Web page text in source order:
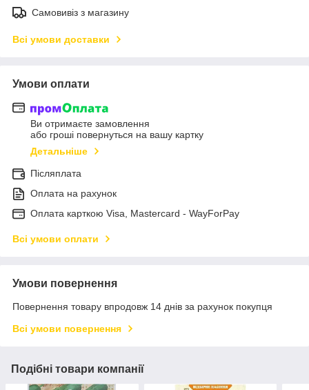
Самовивіз з магазину
Всі умови доставки
Умови оплати
Ви отримаєте замовлення
або гроші повернуться на вашу картку
Детальніше
Післяплата
Оплата на рахунок
Оплата карткою Visa, Mastercard - WayForPay
Всі умови оплати
Умови повернення
Повернення товару впродовж 14 днів за рахунок покупця
Всі умови повернення
Подібні товари компанії